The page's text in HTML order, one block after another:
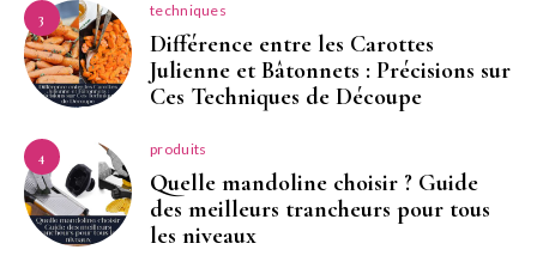
3 techniques
Différence entre les Carottes
Julienne et Bâtonnets : Précisions sur
Ces Techniques de Découpe
4 produits
Quelle mandoline choisir ? Guide
des meilleurs trancheurs pour tous
les niveaux